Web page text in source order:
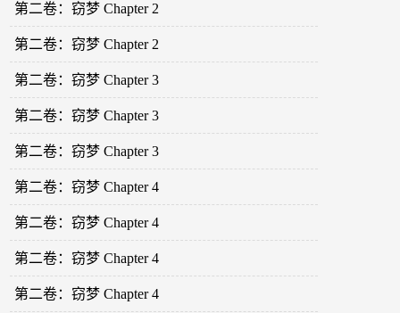
第二卷：窃梦 Chapter 2
第二卷：窃梦 Chapter 2
第二卷：窃梦 Chapter 3
第二卷：窃梦 Chapter 3
第二卷：窃梦 Chapter 3
第二卷：窃梦 Chapter 4
第二卷：窃梦 Chapter 4
第二卷：窃梦 Chapter 4
第二卷：窃梦 Chapter 4